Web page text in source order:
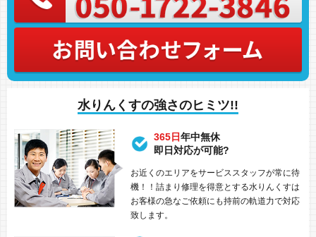
水りんくすの強さのヒミツ!!
365日年中無休
即日対応が可能?
お近くのエリアをサービススタッフが常に待
機！！詰まり修理を得意とする水りんくすは
お客様の急なご依頼にも持前の軌道力で対応
致します。